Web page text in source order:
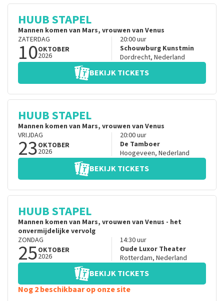
HUUB STAPEL
Mannen komen van Mars, vrouwen van Venus
ZATERDAG
10OKTOBER
2026
20:00uur
Schouwburg Kunstmin
Dordrecht, Nederland
BEKIJK TICKETS
HUUB STAPEL
Mannen komen van Mars, vrouwen van Venus
VRIJDAG
23OKTOBER
2026
20:00uur
De Tamboer
Hoogeveen, Nederland
BEKIJK TICKETS
HUUB STAPEL
Mannen komen van Mars, vrouwen van Venus - het
onvermijdelijke vervolg
ZONDAG
25OKTOBER
2026
14:30uur
Oude Luxor Theater
Rotterdam, Nederland
BEKIJK TICKETS
Nog 2 beschikbaar op onze site